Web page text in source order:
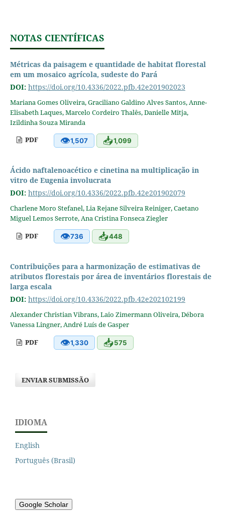
NOTAS CIENTÍFICAS
Métricas da paisagem e quantidade de habitat florestal
em um mosaico agrícola, sudeste do Pará
DOI: https://doi.org/10.4336/2022.pfb.42e201902023
Mariana Gomes Oliveira, Graciliano Galdino Alves Santos, Anne-
Elisabeth Laques, Marcelo Cordeiro Thalês, Danielle Mitja,
Izildinha Souza Miranda
PDF
👁1,507 📥1,099
Ácido naftalenoacético e cinetina na multiplicação in
vitro de Eugenia involucrata
DOI: https://doi.org/10.4336/2022.pfb.42e201902079
Charlene Moro Stefanel, Lia Rejane Silveira Reiniger, Caetano
Miguel Lemos Serrote, Ana Cristina Fonseca Ziegler
PDF
👁736 📥448
Contribuições para a harmonização de estimativas de
atributos florestais por área de inventários florestais de
larga escala
DOI: https://doi.org/10.4336/2022.pfb.42e202102199
Alexander Christian Vibrans, Laio Zimermann Oliveira, Débora
Vanessa Lingner, André Luís de Gasper
PDF
👁1,330 📥575
ENVIAR SUBMISSÃO
IDIOMA
English
Português (Brasil)
Google Scholar